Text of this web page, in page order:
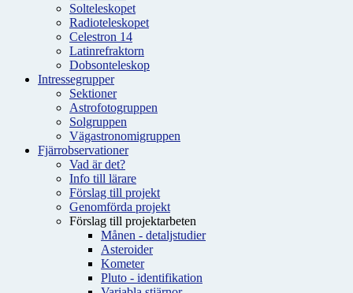
Solteleskopet
Radioteleskopet
Celestron 14
Latinrefraktorn
Dobsonteleskop
Intressegrupper
Sektioner
Astrofotogruppen
Solgruppen
Vägastronomigruppen
Fjärrobservationer
Vad är det?
Info till lärare
Förslag till projekt
Genomförda projekt
Förslag till projektarbeten
Månen - detaljstudier
Asteroider
Kometer
Pluto - identifikation